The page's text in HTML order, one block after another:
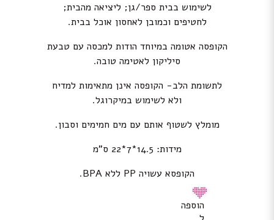
לשימוש בבית ספר/גן; ליציאה מהבית;
לחטיפים וכמובן לאחסון אוכל בבית.
הקופסה אטומה במיוחד הודות למכסה עם טבעת
סיליקון לאטימה טובה.
לתשומת הלב- הקופסה אינן מתאימות למדיח
ולא לשימוש במיקרוגל.
מומלץ לשטוף אותם עם מים חמימים וסבון.
מידות: 14.5*7*22 ס”מ
הקופסא עשויה PP ללא BPA.
הוספה